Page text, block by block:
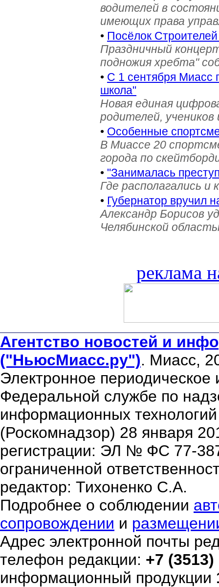
водителей в
имеющих права
• Посёлок
Праздничный
подножия хребта"
• С 1 сентября Миасс
школа"
Новая единая
родителей, учеников
• Особенные
В Миассе 20
города по
• "Занималась
Где располагались и
• Губернатор вручил
Александр Борисов
Челябинской
реклама
Агентство новостей и
("НьюсМиасс.ру"). Миасс,
Электронное периодическое
Федеральной службе по
информационных
(Роскомнадзор) 28 января
регистрации: ЭЛ № ФС 77-
ограниченной
редактор: Тихоненко С.А.
Подробнее о соблюдении
сопровождении и
Адрес электронной почты
телефон редакции: +7
информационный продукции